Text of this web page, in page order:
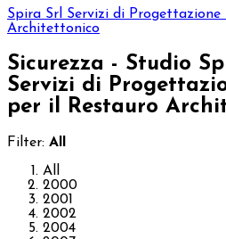
Spira Srl
Servizi di
Architettonico
Sicurezza - Studio
Servizi di
per il Restauro
Filter: All
All
2000
2001
2002
2004